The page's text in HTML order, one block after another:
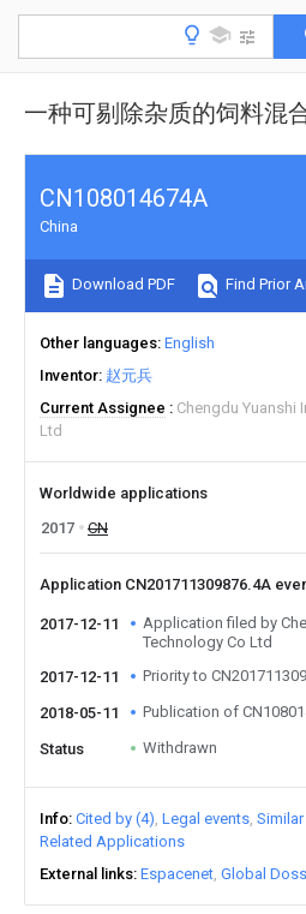
一种可剔除杂质的饲料混
CN108014674A
China
Download PDF Find Prior
Other languages English
Inventor 赵元兵
Current Assignee
Chengdu Yuanshi
Ltd
Worldwide applications
2017
CN
Application CN201711309876.4A
2017-12-11
Application filed by
Technology Co Ltd
2017-12-11
Priority to
2018-05-11 Publication of
Status Withdrawn
Info Cited by (4) Legal events
Related Applications
External links Espacenet Global